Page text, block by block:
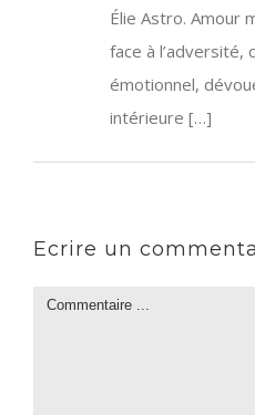
Élie Astro. Amour
face à l’adversité,
émotionnel,
intérieure […]
Ecrire un